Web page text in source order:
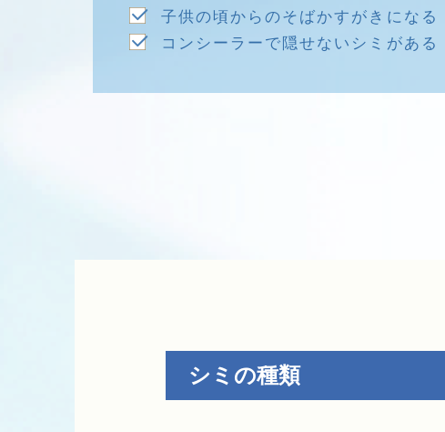
子供の頃からのそばかすがきになる
コンシーラーで隠せないシミがある
シミの種類